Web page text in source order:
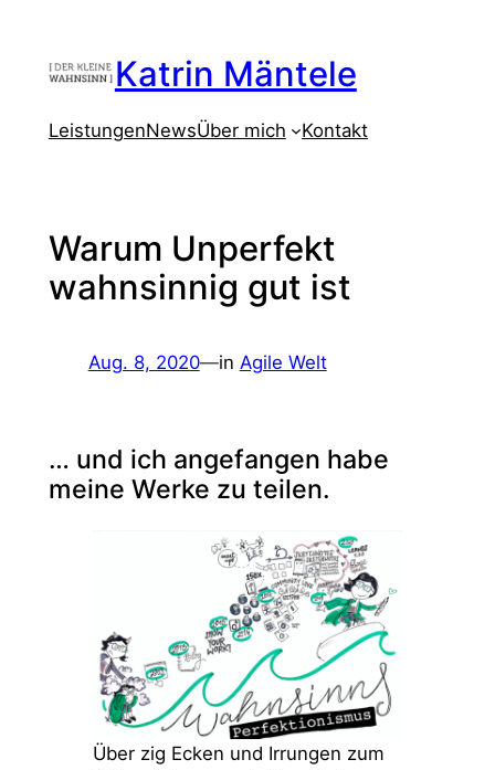
springen
Katrin Mäntele
LeistungenNewsÜber mich Kontakt
Warum Unperfekt
wahnsinnig gut ist
Aug. 8, 2020—in Agile Welt
… und ich angefangen habe
meine Werke zu teilen.
Über zig Ecken und Irrungen zum